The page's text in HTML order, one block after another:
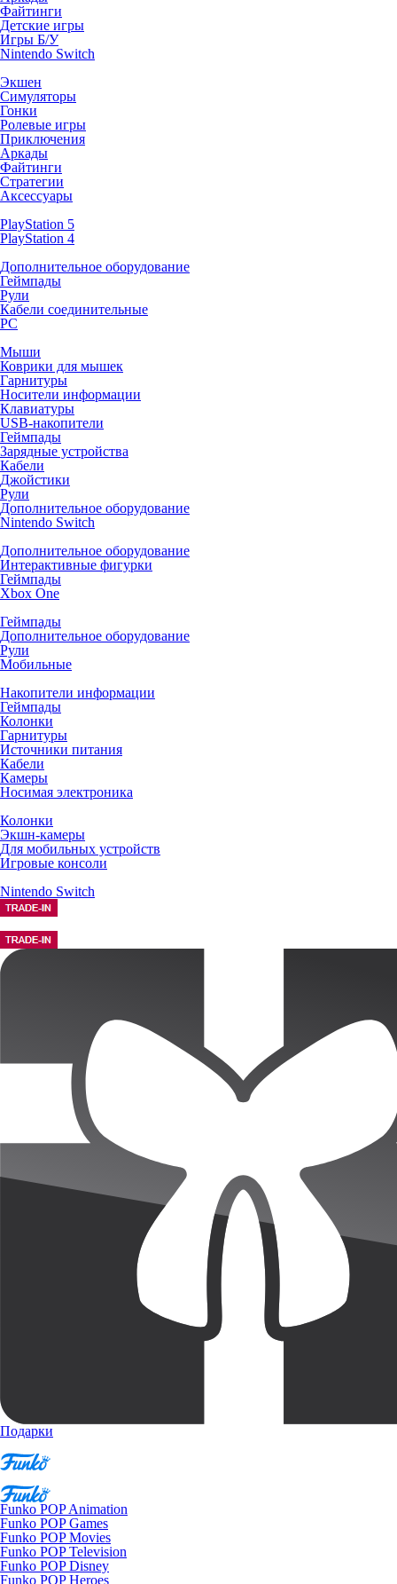
Файтинги
Детские игры
Игры Б/У
Nintendo Switch
Экшен
Симуляторы
Гонки
Ролевые игры
Приключения
Аркады
Файтинги
Стратегии
Аксессуары
PlayStation 5
PlayStation 4
Дополнительное оборудование
Геймпады
Рули
Кабели соединительные
PC
Мыши
Коврики для мышек
Гарнитуры
Носители информации
Клавиатуры
USB-накопители
Геймпады
Зарядные устройства
Кабели
Джойстики
Рули
Дополнительное оборудование
Nintendo Switch
Дополнительное оборудование
Интерактивные фигурки
Геймпады
Xbox One
Геймпады
Дополнительное оборудование
Рули
Мобильные
Накопители информации
Геймпады
Колонки
Гарнитуры
Источники питания
Кабели
Камеры
Носимая электроника
Колонки
Экшн-камеры
Для мобильных устройств
Игровые консоли
Nintendo Switch
Подарки
Funko POP Animation
Funko POP Games
Funko POP Movies
Funko POP Television
Funko POP Disney
Funko POP Heroes